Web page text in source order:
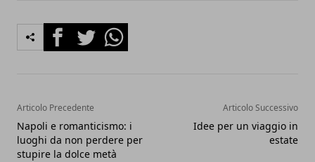
FacebookTwitterWhatsapp
Articolo Precedente
Napoli e romanticismo: i
luoghi da non perdere per
stupire la dolce metà
Articolo Successivo
Idee per un viaggio in
estate